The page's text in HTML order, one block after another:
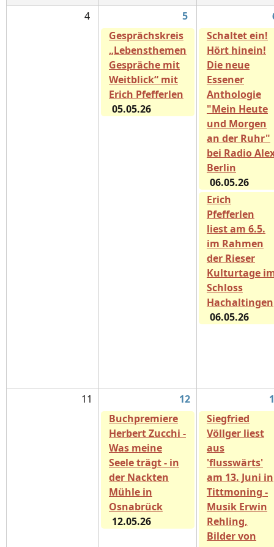
4 5
Gesprächskreis
„Lebensthemen
Gespräche mit
Weitblick“ mit
Erich Pfefferlen
05.05.26
Schaltet ein!
Hört hinein!
Die neue
Essener
Anthologie
"Mein Heute
und Morgen
an der Ruhr"
bei Radio
Berlin
06.05.26
Erich
Pfefferlen
liest am 6.5.
im Rahmen
der Rieser
Kulturtage
Schloss
Hachaltingen
06.05.26
11 12
Buchpremiere
Herbert Zucchi -
Was meine
Seele trägt - in
der Nackten
Mühle in
Osnabrück
12.05.26
Siegfried
Völlger liest
aus
'flusswärts'
am 13. Juni in
Tittmoning -
Musik Erwin
Rehling,
Bilder von